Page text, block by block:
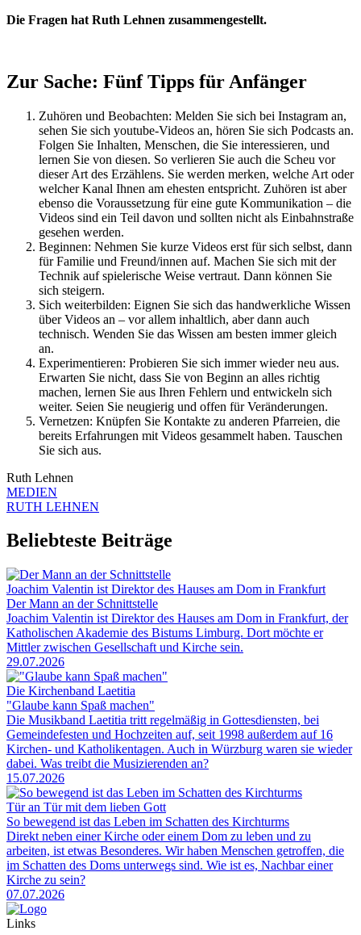
Die Fragen hat Ruth Lehnen zusammengestellt.
Zur Sache: Fünf Tipps für Anfänger
Zuhören und Beobachten: Melden Sie sich bei Instagram an,
sehen Sie sich youtube-Videos an, hören Sie sich Podcasts an.
Folgen Sie Inhalten, Menschen, die Sie interessieren, und
lernen Sie von diesen. So verlieren Sie auch die Scheu vor
dieser Art des Erzählens. Sie werden merken, welche Art oder
welcher Kanal Ihnen am ehesten entspricht. Zuhören ist aber
ebenso die Voraussetzung für eine gute Kommunikation – die
Videos sind ein Teil davon und sollten nicht als Einbahnstraße
gesehen werden.
Beginnen: Nehmen Sie kurze Videos erst für sich selbst, dann
für Familie und Freund/innen auf. Machen Sie sich mit der
Technik auf spielerische Weise vertraut. Dann können Sie
sich steigern.
Sich weiterbilden: Eignen Sie sich das handwerkliche Wissen
über Videos an – vor allem inhaltlich, aber dann auch
technisch. Wenden Sie das Wissen am besten immer gleich
an.
Experimentieren: Probieren Sie sich immer wieder neu aus.
Erwarten Sie nicht, dass Sie von Beginn an alles richtig
machen, lernen Sie aus Ihren Fehlern und entwickeln sich
weiter. Seien Sie neugierig und offen für Veränderungen.
Vernetzen: Knüpfen Sie Kontakte zu anderen Pfarreien, die
bereits Erfahrungen mit Videos gesammelt haben. Tauschen
Sie sich aus.
Ruth Lehnen
MEDIEN
RUTH LEHNEN
Beliebteste Beiträge
Joachim Valentin ist Direktor des Hauses am Dom in Frankfurt
Der Mann an der Schnittstelle
Joachim Valentin ist Direktor des Hauses am Dom in Frankfurt, der
Katholischen Akademie des Bistums Limburg. Dort möchte er
Mittler zwischen Gesellschaft und Kirche sein.
29.07.2026
Die Kirchenband Laetitia
"Glaube kann Spaß machen"
Die Musikband Laetitia tritt regelmäßig in Gottesdiensten, bei
Gemeindefesten und Hochzeiten auf, seit 1998 außerdem auf 16
Kirchen- und Katholikentagen. Auch in Würzburg waren sie wieder
dabei. Was treibt die Musizierenden an?
15.07.2026
Tür an Tür mit dem lieben Gott
So bewegend ist das Leben im Schatten des Kirchturms
Direkt neben einer Kirche oder einem Dom zu leben und zu
arbeiten, ist etwas Besonderes. Wir haben Menschen getroffen, die
im Schatten des Doms unterwegs sind. Wie ist es, Nachbar einer
Kirche zu sein?
07.07.2026
Links